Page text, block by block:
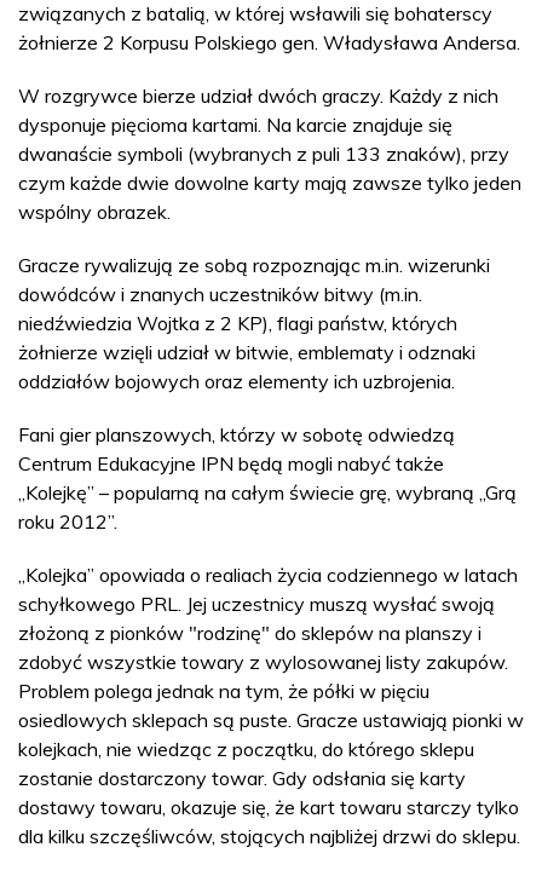
związanych z batalią, w której wsławili się bohaterscy
żołnierze 2 Korpusu Polskiego gen. Władysława Andersa.
W rozgrywce bierze udział dwóch graczy. Każdy z nich
dysponuje pięcioma kartami. Na karcie znajduje się
dwanaście symboli (wybranych z puli 133 znaków), przy
czym każde dwie dowolne karty mają zawsze tylko jeden
wspólny obrazek.
Gracze rywalizują ze sobą rozpoznając m.in. wizerunki
dowódców i znanych uczestników bitwy (m.in.
niedźwiedzia Wojtka z 2 KP), flagi państw, których
żołnierze wzięli udział w bitwie, emblematy i odznaki
oddziałów bojowych oraz elementy ich uzbrojenia.
Fani gier planszowych, którzy w sobotę odwiedzą
Centrum Edukacyjne IPN będą mogli nabyć także
„Kolejkę” – popularną na całym świecie grę, wybraną „Grą
roku 2012”.
„Kolejka” opowiada o realiach życia codziennego w latach
schyłkowego PRL. Jej uczestnicy muszą wysłać swoją
złożoną z pionków "rodzinę" do sklepów na planszy i
zdobyć wszystkie towary z wylosowanej listy zakupów.
Problem polega jednak na tym, że półki w pięciu
osiedlowych sklepach są puste. Gracze ustawiają pionki w
kolejkach, nie wiedząc z początku, do którego sklepu
zostanie dostarczony towar. Gdy odsłania się karty
dostawy towaru, okazuje się, że kart towaru starczy tylko
dla kilku szczęśliwców, stojących najbliżej drzwi do sklepu.